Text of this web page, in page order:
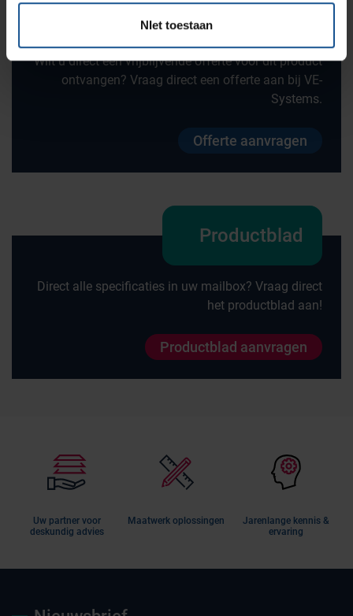
NIet toestaan
Offerte
Wilt u direct een vrijblijvende offerte voor dit product
ontvangen? Vraag direct een offerte aan bij VE-
Systems.
Offerte aanvragen
Productblad
Direct alle specificaties in uw mailbox? Vraag direct
het productblad aan!
Productblad aanvragen
Uw partner voor
deskundig advies
Maatwerk oplossingen
Jarenlange kennis &
ervaring